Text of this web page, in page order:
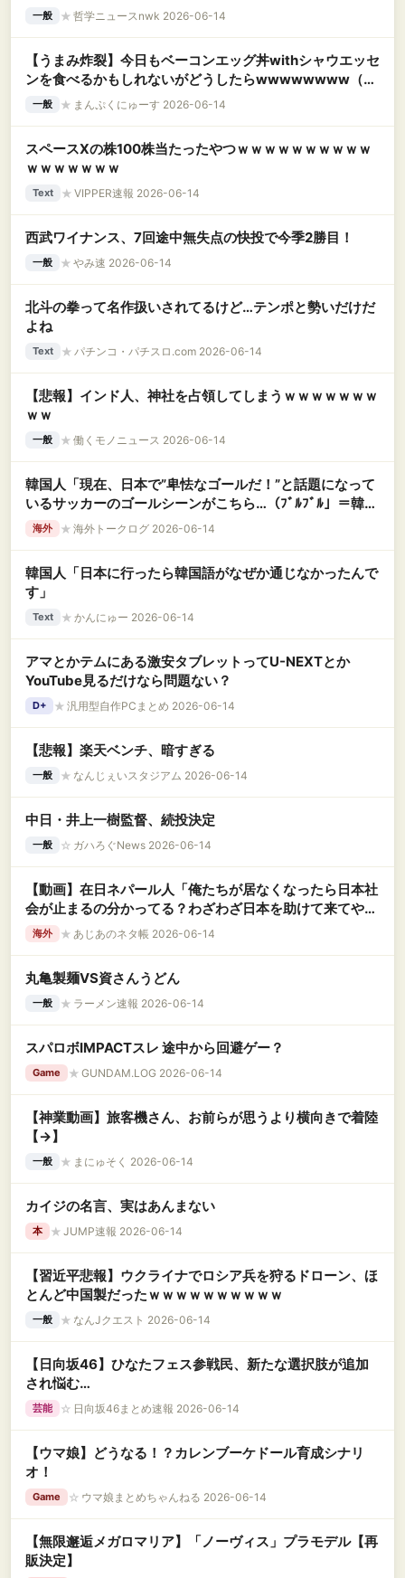
一般 ★ 哲学ニュースnwk 2026-06-14
【うまみ炸裂】今日もベーコンエッグ丼withシャウエッセ
ンを食べるかもしれないがどうしたらwwwwwwww（画
像あり）
一般 ★ まんぷくにゅーす 2026-06-14
スペースXの株100株当たったやつｗｗｗｗｗｗｗｗｗｗ
ｗｗｗｗｗｗｗ
Text ★ VIPPER速報 2026-06-14
西武ワイナンス、7回途中無失点の快投で今季2勝目！
一般 ★ やみ速 2026-06-14
北斗の拳って名作扱いされてるけど…テンポと勢いだけだ
よね
Text ★ パチンコ・パチスロ.com 2026-06-14
【悲報】インド人、神社を占領してしまうｗｗｗｗｗｗｗ
ｗｗ
一般 ★ 働くモノニュース 2026-06-14
韓国人「現在、日本で”卑怯なゴールだ！”と話題になって
いるサッカーのゴールシーンがこちら…（ﾌﾞﾙﾌﾞﾙ」＝韓国
の反応
海外 ★ 海外トークログ 2026-06-14
韓国人「日本に行ったら韓国語がなぜか通じなかったんで
す」
Text ★ かんにゅー 2026-06-14
アマとかテムにある激安タブレットってU-NEXTとか
YouTube見るだけなら問題ない？
D+ ★ 汎用型自作PCまとめ 2026-06-14
【悲報】楽天ベンチ、暗すぎる
一般 ★ なんじぇいスタジアム 2026-06-14
中日・井上一樹監督、続投決定
一般 ☆ ガハろぐNews 2026-06-14
【動画】在日ネパール人「俺たちが居なくなったら日本社
会が止まるの分かってる？わざわざ日本を助けて来てやっ
てる。日本人は勘違いしないで欲しい」
海外 ★ あじあのネタ帳 2026-06-14
丸亀製麺VS資さんうどん
一般 ★ ラーメン速報 2026-06-14
スパロボIMPACTスレ 途中から回避ゲー？
Game ★ GUNDAM.LOG 2026-06-14
【神業動画】旅客機さん、お前らが思うより横向きで着陸
【→】
一般 ★ まにゅそく 2026-06-14
カイジの名言、実はあんまない
本 ★ JUMP速報 2026-06-14
【習近平悲報】ウクライナでロシア兵を狩るドローン、ほ
とんど中国製だったｗｗｗｗｗｗｗｗｗｗ
一般 ★ なんJクエスト 2026-06-14
【日向坂46】ひなたフェス参戦民、新たな選択肢が追加
され悩む…
芸能 ☆ 日向坂46まとめ速報 2026-06-14
【ウマ娘】どうなる！？カレンブーケドール育成シナリ
オ！
Game ☆ ウマ娘まとめちゃんねる 2026-06-14
【無限邂逅メガロマリア】「ノーヴィス」プラモデル【再
販決定】